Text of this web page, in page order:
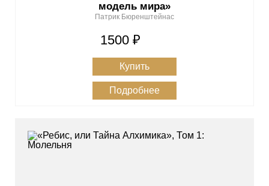
модель мира»
Патрик Бюренштейнас
1500 ₽
Купить
Подробнее